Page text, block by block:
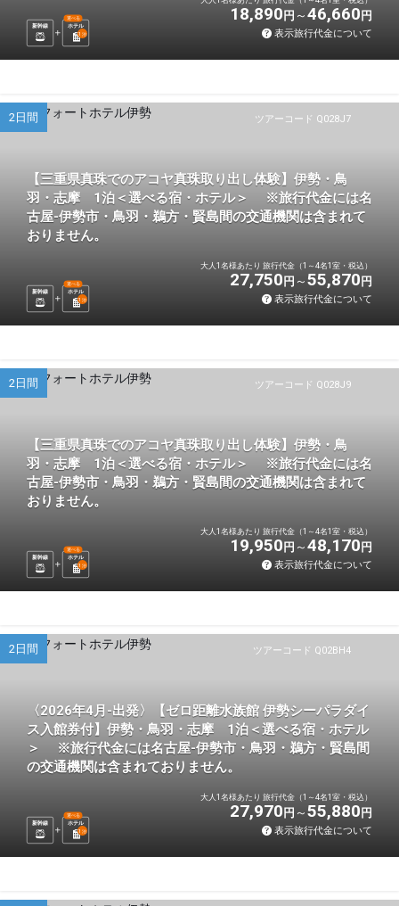
新幹線 ホテル
選べる
1 泊
18,890 円 46,660 円
表示旅行代金について
ツアーコード Q028J7
2日間
【三重県真珠でのアコヤ真珠取り出し体験】伊勢・鳥
羽・志摩 1泊＜選べる宿・ホテル＞ ※旅行代金には名
古屋-伊勢市・鳥羽・鵜方・賢島間の交通機関は含まれて
おりません。
新幹線 ホテル
選べる
1 泊
大人1名様あたり 旅行代金（1～4名1室・税込）
27,750 円 55,870 円
表示旅行代金について
ツアーコード Q028J9
2日間
【三重県真珠でのアコヤ真珠取り出し体験】伊勢・鳥
羽・志摩 1泊＜選べる宿・ホテル＞ ※旅行代金には名
古屋-伊勢市・鳥羽・鵜方・賢島間の交通機関は含まれて
おりません。
新幹線 ホテル
選べる
1 泊
大人1名様あたり 旅行代金（1～4名1室・税込）
19,950 円 48,170 円
表示旅行代金について
ツアーコード Q02BH4
2日間
〈2026年4月-出発〉【ゼロ距離水族館 伊勢シーパラダイ
ス入館券付】伊勢・鳥羽・志摩 1泊＜選べる宿・ホテル
＞ ※旅行代金には名古屋-伊勢市・鳥羽・鵜方・賢島間
の交通機関は含まれておりません。
新幹線 ホテル
選べる
1 泊
大人1名様あたり 旅行代金（1～4名1室・税込）
27,970 円 55,880 円
表示旅行代金について